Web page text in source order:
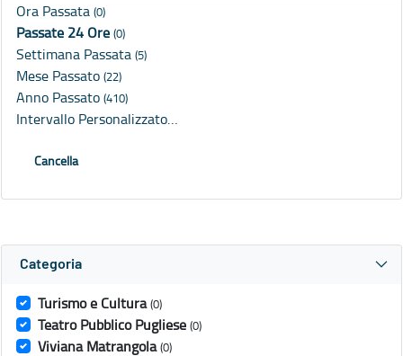
Ora Passata (0)
Passate 24 Ore (0)
Settimana Passata (5)
Mese Passato (22)
Anno Passato (410)
Intervallo Personalizzato…
Cancella
Categoria
Turismo e Cultura (0)
Teatro Pubblico Pugliese (0)
Viviana Matrangola (0)